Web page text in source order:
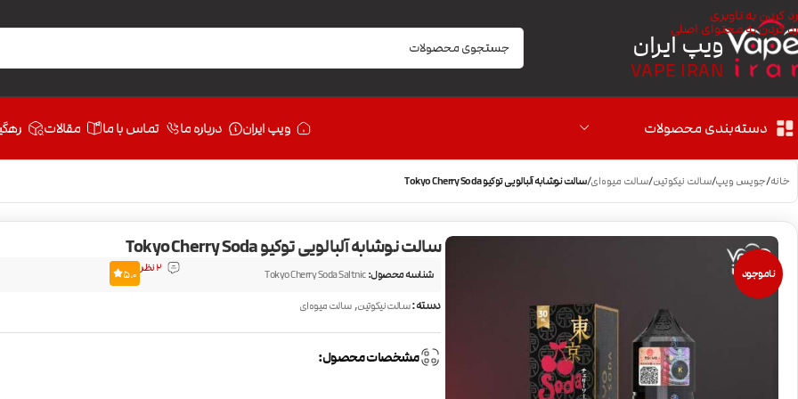
رد کردن به ناوبری
رد کردن به محتوای اصلی
ویپ ایران
VAPE IRAN
دسته‌بندی محصولات ویپ ایران درباره ما تماس با ما مقالات
خانه/جویس ویپ/سالت نیکوتین/سالت میوه‌ای/سالت نوشابه آلبالویی توکیو Tokyo Cherry Soda
ناموجود
سالت نوشابه آلبالویی توکیو Tokyo Cherry Soda
شناسه محصول:Tokyo Cherry Soda Saltnic 2 نظر 5.0
دسته:سالت نیکوتین, سالت میوه‌ای
مشخصات محصول: